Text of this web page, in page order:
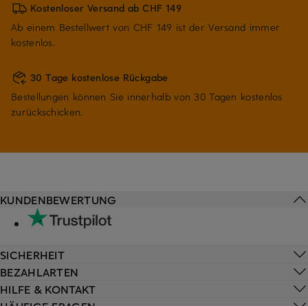
Kostenloser Versand ab CHF 149
Ab einem Bestellwert von CHF 149 ist der Versand immer
kostenlos.
30 Tage kostenlose Rückgabe
Bestellungen können Sie innerhalb von 30 Tagen kostenlos
zurückschicken.
HILFE & KONTAKT
KUNDENBEWERTUNG
SICHERHEIT
BEZAHLARTEN